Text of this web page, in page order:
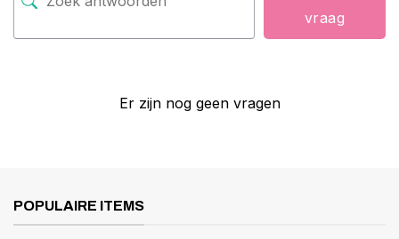
vraag
Er zijn nog geen vragen
POPULAIRE ITEMS